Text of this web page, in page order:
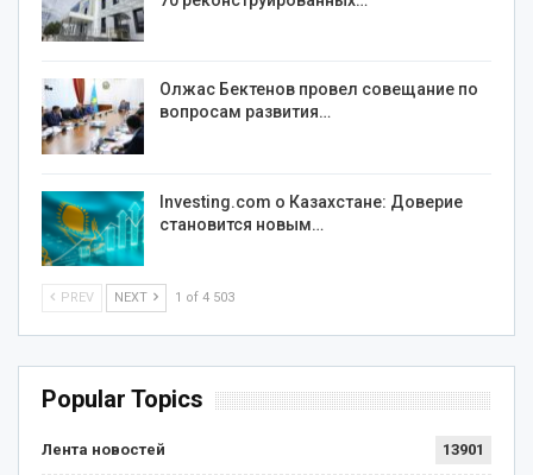
Олжас Бектенов провел совещание по
вопросам развития…
Investing.com о Казахстане: Доверие
становится новым…
PREV NEXT 1 of 4 503
Popular Topics
Лента новостей 13901